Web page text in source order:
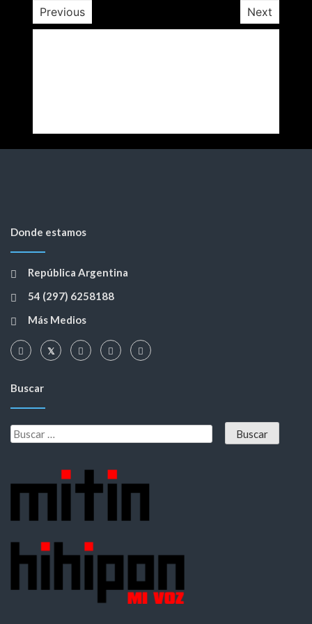
Previous Next
Donde estamos
República Argentina
54 (297) 6258188
Más Medios
Buscar